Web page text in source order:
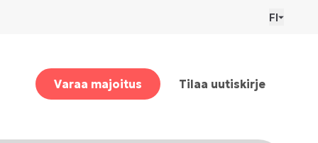
FI
Varaa majoitus Tilaa uutiskirje